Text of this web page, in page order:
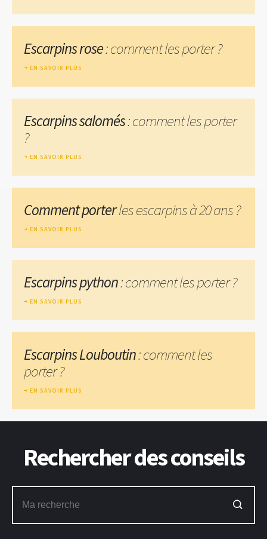
Escarpins rose: comment les porter ?
EN SAVOIR PLUS
Escarpins salomés: comment les porter
?
EN SAVOIR PLUS
Comment porterles escarpins à 20 ans ?
EN SAVOIR PLUS
Escarpins python: comment les porter ?
EN SAVOIR PLUS
Escarpins Louboutin: comment les
porter ?
EN SAVOIR PLUS
Rechercher des conseils